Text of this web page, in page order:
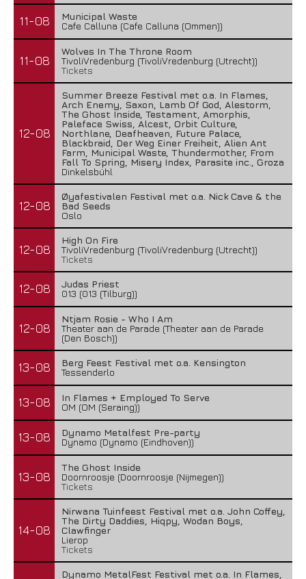
11-08
Municipal Waste
Cafe Calluna (Cafe Calluna (Ommen))
11-08
Wolves In The Throne Room
TivoliVredenburg (TivoliVredenburg (Utrecht))
Tickets
12-08
Summer Breeze Festival met o.a. In Flames,
Arch Enemy, Saxon, Lamb Of God, Alestorm,
The Ghost Inside, Testament, Amorphis,
Paleface Swiss, Alcest, Orbit Culture,
Northlane, Deafheaven, Future Palace,
Blackbraid, Der Weg Einer Freiheit, Alien Ant
Farm, Municipal Waste, Thundermother, From
Fall To Spring, Misery Index, Parasite inc., Groza
Dinkelsbühl
12-08
Øyafestivalen Festival met o.a. Nick Cave & the
Bad Seeds
Oslo
12-08
High On Fire
TivoliVredenburg (TivoliVredenburg (Utrecht))
Tickets
12-08
Judas Priest
013 (013 (Tilburg))
12-08
Ntjam Rosie - Who I Am
Theater aan de Parade (Theater aan de Parade
(Den Bosch))
13-08
Berg Feest Festival met o.a. Kensington
Tessenderlo
13-08
In Flames + Employed To Serve
OM (OM (Seraing))
13-08
Dynamo Metalfest Pre-party
Dynamo (Dynamo (Eindhoven))
13-08
The Ghost Inside
Doornroosje (Doornroosje (Nijmegen))
Tickets
14-08
Nirwana Tuinfeest Festival met o.a. John Coffey,
The Dirty Daddies, Hiqpy, Wodan Boys,
Clawfinger
Lierop
Tickets
Dynamo MetalFest Festival met o.a. In Flames,